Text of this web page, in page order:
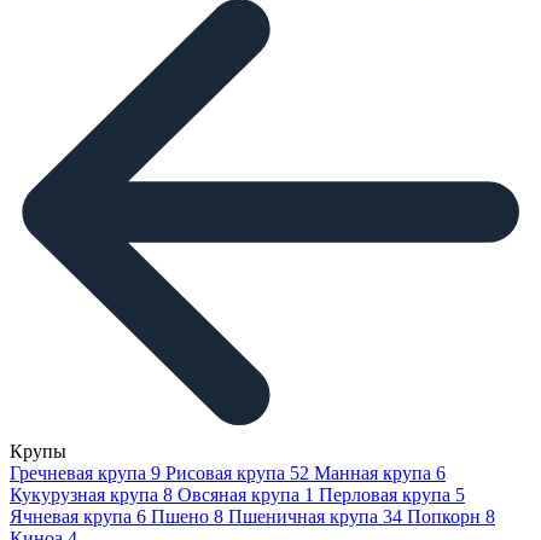
Крупы
Гречневая крупа 9 Рисовая крупа 52 Манная крупа 6
Кукурузная крупа 8 Овсяная крупа 1 Перловая крупа 5
Ячневая крупа 6 Пшено 8 Пшеничная крупа 34 Попкорн 8